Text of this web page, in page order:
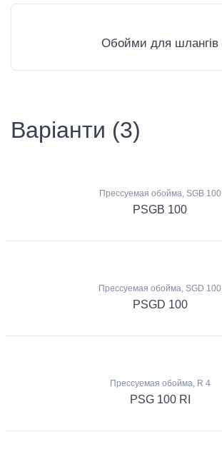
Обойми для шлангів
Варіанти (3)
Прессуемая обойма, SGB 100
PSGB 100
Прессуемая обойма, SGD 100
PSGD 100
Прессуемая обойма, R 4
PSG 100 RI